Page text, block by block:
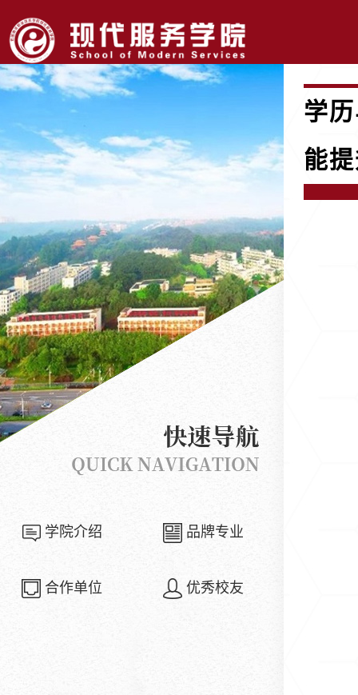
学院介绍 品牌专业
合作单位 优秀校友
学
能